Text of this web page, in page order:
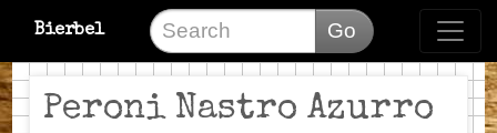
Bierbel Go
Peroni Nastro Azurro